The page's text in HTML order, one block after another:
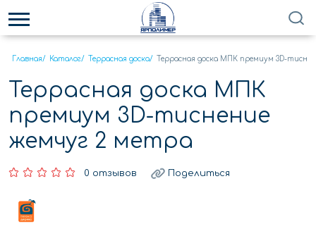
Главная/ Каталог/ Террасная доска/ Террасная доска МПК премиум 3D-
Террасная доска МПК
премиум 3D-тиснение
жемчуг 2 метра
0 отзывов Поделиться